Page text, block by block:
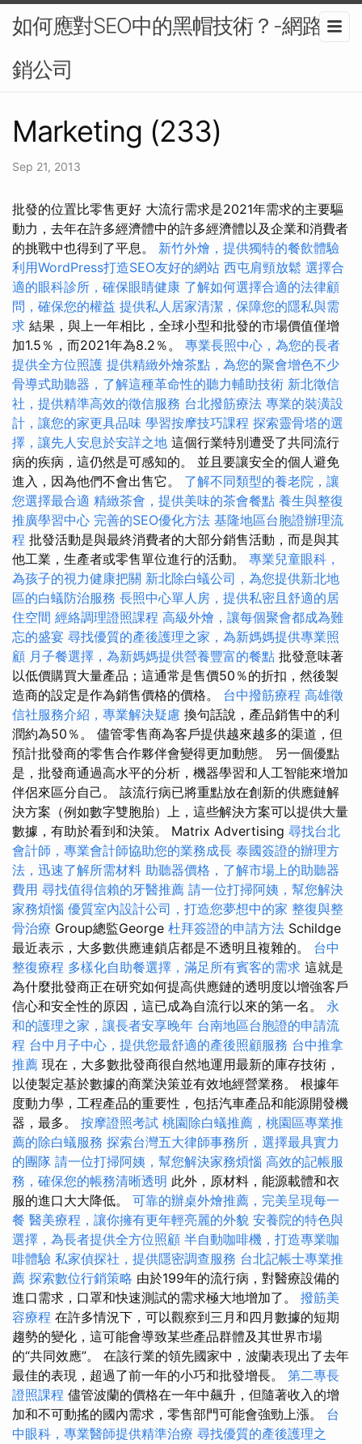
如何應對SEO中的黑帽技術？-網路行
銷公司
Marketing (233)
Sep 21, 2013
批發的位置比零售更好 大流行需求是2021年需求的主要驅
動力，去年在許多經濟體中的許多經濟體以及企業和消費者
的挑戰中也得到了平息。 新竹外燴，提供獨特的餐飲體驗
利用WordPress打造SEO友好的網站 西屯肩頸放鬆 選擇合
適的眼科診所，確保眼睛健康 了解如何選擇合適的法律顧
問，確保您的權益 提供私人居家清潔，保障您的隱私與需
求 結果，與上一年相比，全球小型和批發的市場價值僅增
加1.5％，而2021年為8.2％。 專業長照中心，為您的長者
提供全方位照護 提供精緻外燴茶點，為您的聚會增色不少
骨導式助聽器，了解這種革命性的聽力輔助技術 新北徵信
社，提供精準高效的徵信服務 台北撥筋療法 專業的裝潢設
計，讓您的家更具品味 學習按摩技巧課程 探索靈骨塔的選
擇，讓先人安息於安詳之地 這個行業特別遭受了共同流行
病的疾病，這仍然是可感知的。 並且要讓安全的個人避免
進入，因為他們不會出售它。 了解不同類型的養老院，讓
您選擇最合適 精緻茶會，提供美味的茶會餐點 養生與整復
推廣學習中心 完善的SEO優化方法 基隆地區台胞證辦理流
程 批發活動是與最終消費者的大部分銷售活動，而是與其
他工業，生產者或零售單位進行的活動。 專業兒童眼科，
為孩子的視力健康把關 新北除白蟻公司，為您提供新北地
區的白蟻防治服務 長照中心單人房，提供私密且舒適的居
住空間 經絡調理證照課程 高級外燴，讓每個聚會都成為難
忘的盛宴 尋找優質的產後護理之家，為新媽媽提供專業照
顧 月子餐選擇，為新媽媽提供營養豐富的餐點 批發意味著
以低價購買大量產品；這通常是售價50％的折扣，然後製
造商的設定是作為銷售價格的價格。 台中撥筋療程 高雄徵
信社服務介紹，專業解決疑慮 換句話說，產品銷售中的利
潤約為50％。 儘管零售商為客戶提供越來越多的渠道，但
預計批發商的零售合作夥伴會變得更加動態。 另一個優點
是，批發商通過高水平的分析，機器學習和人工智能來增加
伴侶來區分自己。 該流行病已將重點放在創新的供應鏈解
決方案（例如數字雙胞胎）上，這些解決方案可以提供大量
數據，有助於看到和決策。 Matrix Advertising 尋找台北
會計師，專業會計師協助您的業務成長 泰國簽證的辦理方
法，迅速了解所需材料 助聽器價格，了解市場上的助聽器
費用 尋找值得信賴的牙醫推薦 請一位打掃阿姨，幫您解決
家務煩惱 優質室內設計公司，打造您夢想中的家 整復與整
骨治療 Group總監George 杜拜簽證的申請方法 Schildge
最近表示，大多數供應連鎖店都是不透明且複雜的。 台中
整復療程 多樣化自助餐選擇，滿足所有賓客的需求 這就是
為什麼批發商正在研究如何提高供應鏈的透明度以增強客戶
信心和安全性的原因，這已成為自流行以來的第一名。 永
和的護理之家，讓長者安享晚年 台南地區台胞證的申請流
程 台中月子中心，提供您最舒適的產後照顧服務 台中推拿
推薦 現在，大多數批發商很自然地運用最新的庫存技術，
以使製定基於數據的商業決策並有效地經營業務。 根據年
度動力學，工程產品的重要性，包括汽車產品和能源開發機
器，最多。 按摩證照考試 桃園除白蟻推薦，桃園區專業推
薦的除白蟻服務 探索台灣五大律師事務所，選擇最具實力
的團隊 請一位打掃阿姨，幫您解決家務煩惱 高效的記帳服
務，確保您的帳務清晰透明 此外，原材料，能源載體和衣
服的進口大大降低。 可靠的辦桌外燴推薦，完美呈現每一
餐 醫美療程，讓你擁有更年輕亮麗的外貌 安養院的特色與
選擇，為長者提供全方位照顧 半自動咖啡機，打造專業咖
啡體驗 私家偵探社，提供隱密調查服務 台北記帳士專業推
薦 探索數位行銷策略 由於199年的流行病，對醫療設備的
進口需求，口罩和快速測試的需求極大地增加了。 撥筋美
容療程 在許多情況下，可以觀察到三月和四月數據的短期
趨勢的變化，這可能會導致某些產品群體及其世界市場
的“共同效應”。 在該行業的領先國家中，波蘭表現出了去年
最佳的表現，超過了前一年的小巧和批發增長。 第二專長
證照課程 儘管波蘭的價格在一年中飆升，但隨著收入的增
加和不可動搖的國內需求，零售部門可能會強勁上漲。 台
中眼科，專業醫師提供精準治療 尋找優質的產後護理之